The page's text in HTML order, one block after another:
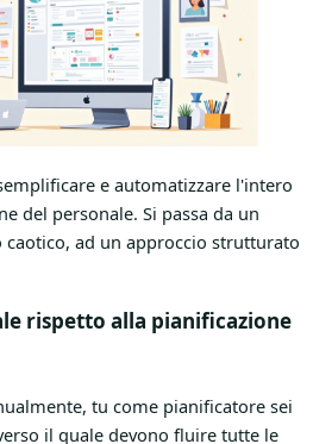
e automatizzare l'intero
del personale. Si passa da un
caotico, ad un approccio strutturato
rispetto alla pianificazione
tu come pianificatore sei
il quale devono fluire tutte le